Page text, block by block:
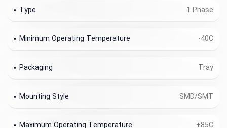
1 Phase
Type
-40C
Minimum Operating Temperature
Tray
Packaging
SMD/SMT
Mounting Style
+85C
Maximum Operating Temperature